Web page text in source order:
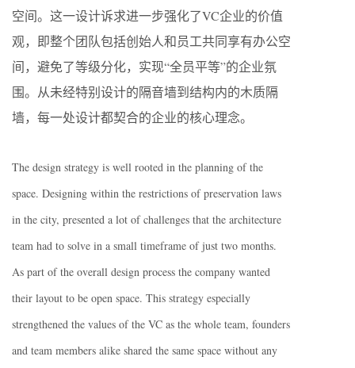
空间。这一设计诉求进一步强化了VC企业的价值
观，即整个团队包括创始人和员工共同享有办公空
间，避免了等级分化，实现“全员平等”的企业氛
围。从未经特别设计的隔音墙到结构内的木质隔
墙，每一处设计都契合的企业的核心理念。
The design strategy is well rooted in the planning of the
space. Designing within the restrictions of preservation laws
in the city, presented a lot of challenges that the architecture
team had to solve in a small timeframe of just two months.
As part of the overall design process the company wanted
their layout to be open space. This strategy especially
strengthened the values of the VC as the whole team, founders
and team members alike shared the same space without any